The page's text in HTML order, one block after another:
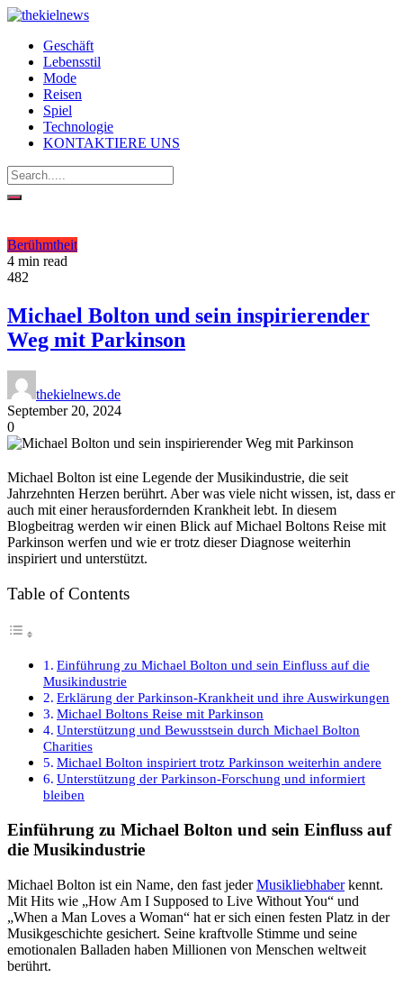
Geschäft
Lebensstil
Mode
Reisen
Spiel
Technologie
KONTAKTIERE UNS
Berühmtheit
4 min read
482
Michael Bolton und sein inspirierender
Weg mit Parkinson
thekielnews.de
September 20, 2024
0
Michael Bolton ist eine Legende der Musikindustrie, die seit
Jahrzehnten Herzen berührt. Aber was viele nicht wissen, ist, dass er
auch mit einer herausfordernden Krankheit lebt. In diesem
Blogbeitrag werden wir einen Blick auf Michael Boltons Reise mit
Parkinson werfen und wie er trotz dieser Diagnose weiterhin
inspiriert und unterstützt.
Table of Contents
Einführung zu Michael Bolton und sein Einfluss auf die
Musikindustrie
Erklärung der Parkinson-Krankheit und ihre Auswirkungen
Michael Boltons Reise mit Parkinson
Unterstützung und Bewusstsein durch Michael Bolton
Charities
Michael Bolton inspiriert trotz Parkinson weiterhin andere
Unterstützung der Parkinson-Forschung und informiert
bleiben
Einführung zu Michael Bolton und sein Einfluss auf
die Musikindustrie
Michael Bolton ist ein Name, den fast jederMusikliebhaberkennt.
Mit Hits wie „How Am I Supposed to Live Without You“ und
„When a Man Loves a Woman“ hat er sich einen festen Platz in der
Musikgeschichte gesichert. Seine kraftvolle Stimme und seine
emotionalen Balladen haben Millionen von Menschen weltweit
berührt.